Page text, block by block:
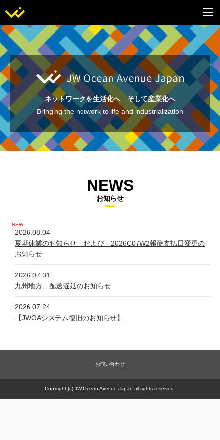
ネットワークを生活化へ そして産業化へ
Bringing the network to life and industrialization
NEWS
お知らせ
2026.08.04
夏期休業のお知らせ および 2026C07W2報酬支払日変更の
お知らせ
2026.07.31
九州地方、配送遅延のお知らせ
2026.07.24
【JWOAシステム復旧のお知らせ】
システム不具合について
新規商品【太古の甕 細胞浴サロン営業権】販売一時休止の件
お問い合わせ
Copyright (c) JW Ocean Avenue Japan all rights reserved.